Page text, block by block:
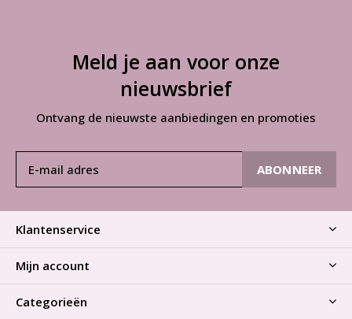
Meld je aan voor onze
nieuwsbrief
Ontvang de nieuwste aanbiedingen en promoties
ABONNEER
Klantenservice
Mijn account
Categorieën